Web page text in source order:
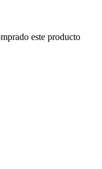
este producto